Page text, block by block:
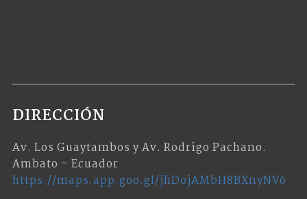
DIRECCIÓN
Av. Los Guaytambos y Av. Rodrigo Pachano.
Ambato – Ecuador
https://maps.app.goo.gl/jhDojAMbH8BXnyNV6